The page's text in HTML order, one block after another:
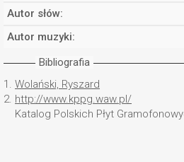
Autor słów:
Autor muzyki:
Bibliografia
1. Wolański, Ryszard
2. http://www.kppg.waw.pl/
Katalog Polskich Płyt